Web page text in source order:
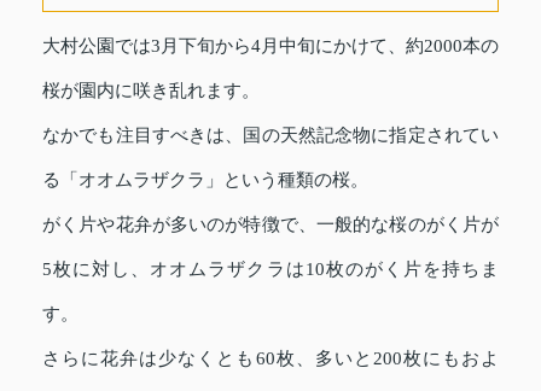
大村公園では3月下旬から4月中旬にかけて、約2000本の
桜が園内に咲き乱れます。
なかでも注目すべきは、国の天然記念物に指定されてい
る「オオムラザクラ」という種類の桜。
がく片や花弁が多いのが特徴で、一般的な桜のがく片が
5枚に対し、オオムラザクラは10枚のがく片を持ちま
す。
さらに花弁は少なくとも60枚、多いと200枚にもおよ